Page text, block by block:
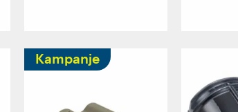
Kampanje